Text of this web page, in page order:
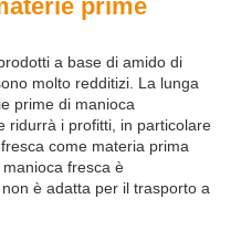
prime
a base di amido di
molto redditizi. La lunga
prime di manioca
ridurrà i profitti, in particolare
come materia prima
fresca è
è adatta per il trasporto a